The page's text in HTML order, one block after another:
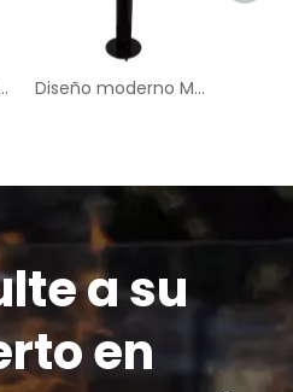
Calentador de pellets de mesa compacto y portátil-BPH-Q | GB-calmante Diseño moderno Moda de alta gama Calentador de pellets al aire libre-BPH006
a su
en